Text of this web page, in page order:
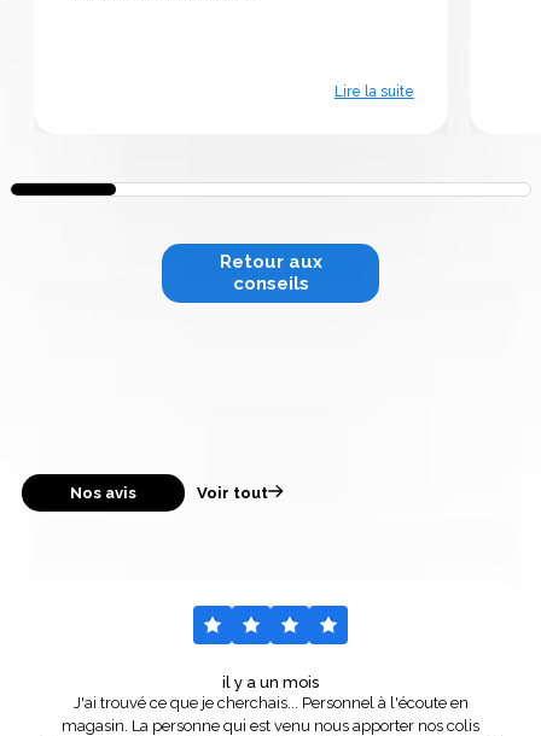
Lire la suite
Retour aux
conseils
Nos avis Voir tout
il y a un mois
J'ai trouvé ce que je cherchais... Personnel à l'écoute en
magasin. La personne qui est venu nous apporter nos colis